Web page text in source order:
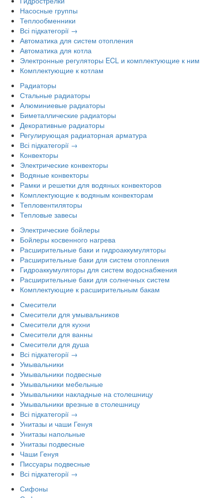
Насосные группы
Теплообменники
Всі підкатегорії →
Автоматика для систем отопления
Автоматика для котла
Электронные регуляторы ECL и комплектующие к ним
Комплектующие к котлам
Радиаторы
Стальные радиаторы
Алюминиевые радиаторы
Биметаллические радиаторы
Декоративные радиаторы
Регулирующая радиаторная арматура
Всі підкатегорії →
Конвекторы
Электрические конвекторы
Водяные конвекторы
Рамки и решетки для водяных конвекторов
Комплектующие к водяным конвекторам
Тепловентиляторы
Тепловые завесы
Электрические бойлеры
Бойлеры косвенного нагрева
Расширительные баки и гидроаккумуляторы
Расширительные баки для систем отопления
Гидроаккумуляторы для систем водоснабжения
Расширительные баки для солнечных систем
Комплектующие к расширительным бакам
Смесители
Смесители для умывальников
Смесители для кухни
Смесители для ванны
Смесители для душа
Всі підкатегорії →
Умывальники
Умывальники подвесные
Умывальники мебельные
Умывальники накладные на столешницу
Умывальники врезные в столешницу
Всі підкатегорії →
Унитазы и чаши Генуя
Унитазы напольные
Унитазы подвесные
Чаши Генуя
Писсуары подвесные
Всі підкатегорії →
Сифоны